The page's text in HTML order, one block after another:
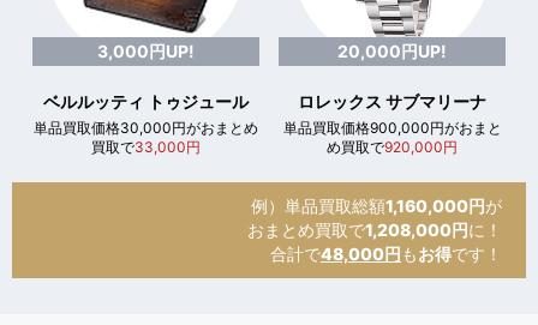
3,000円UP!
ベルルッティ トゥジュール
単品買取価格30,000円がおまとめ
買取で33,000円
20,000円UP!
ロレックス サブマリーナ
単品買取価格900,000円がおまと
め買取で920,000円
例）単品買取総額1,160,000円が
おまとめ買取で1,208,000円に！
合計で48,000円 もお得です！